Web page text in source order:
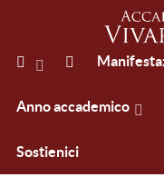
Anno accademico
Sostienici